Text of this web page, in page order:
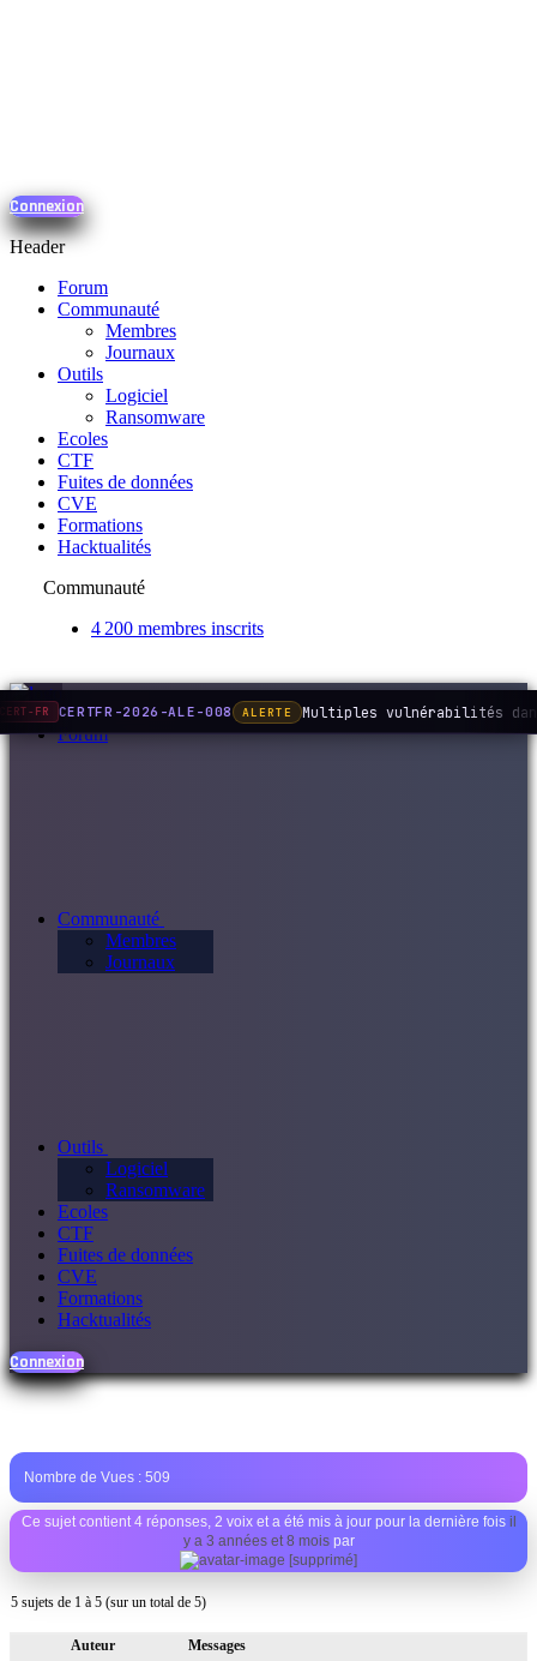
Connexion
Header
Forum
Communauté
Membres
Journaux
Outils
Logiciel
Ransomware
Ecoles
CTF
Fuites de données
CVE
Formations
Hacktualités
Communauté
4 200 membres inscrits
Forum
Communauté
Membres
Journaux
Outils
Logiciel
Ransomware
Ecoles
CTF
Fuites de données
CVE
Formations
Hacktualités
Connexion
Nombre de Vues : 509
Ce sujet contient 4 réponses, 2 voix et a été mis à jour pour la dernière fois il
y a 3 années et 8 moispar
[supprimé]
5 sujets de 1 à 5 (sur un total de 5)
Auteur Messages
FR CERTFR-2026-ALE-008 ALERTE Multiples vulnérabilités